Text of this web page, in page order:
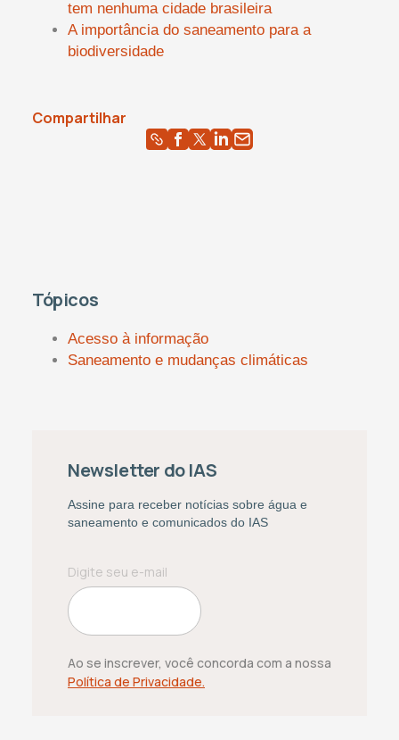
tem nenhuma cidade brasileira
A importância do saneamento para a
biodiversidade
Compartilhar
Tópicos
Acesso à informação
Saneamento e mudanças climáticas
Newsletter do IAS
Assine para receber notícias sobre água e
saneamento e comunicados do IAS
Ao se inscrever, você concorda com a nossa
Política de Privacidade.